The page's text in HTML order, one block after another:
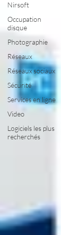
Nirsoft
Occupation
disque
Photographie
Réseaux
Réseaux sociaux
Sécurité
Services en ligne
Video
Logiciels les plus
recherchés